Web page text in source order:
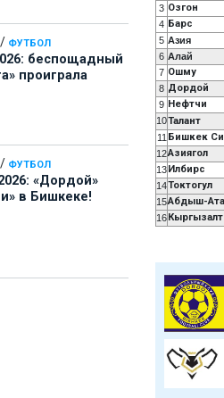
/ ФУТБОЛ
беспощадный
проиграла
/ ФУТБОЛ
«Дордой»
в Бишкеке!
3 Озгон
4 Барс
5 Азия
6 Алай
7 Ошму
8 Дордой
9 Нефтчи
10Талант
11 Бишкек
12Азиягол
13 Илбирс
14Токтогул
15Абдыш-Ата
16